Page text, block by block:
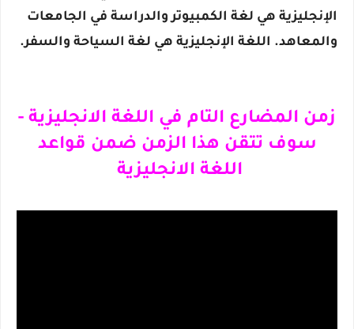
الإنجليزية هي لغة الكمبيوتر والدراسة في الجامعات
والمعاهد. اللغة الإنجليزية هي لغة السياحة والسفر.
زمن المضارع التام في اللغة الانجليزية -
سوف تتقن هذا الزمن ضمن قواعد
اللغة الانجليزية